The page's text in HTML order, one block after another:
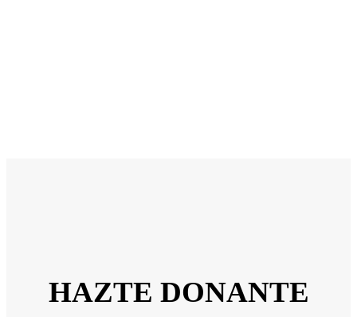
HAZTE DONANTE